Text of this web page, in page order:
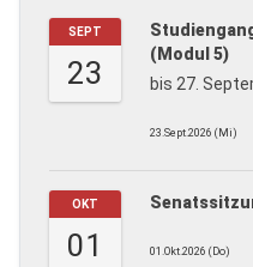
SEPT
23
(Modul 5)
bis 27.
23.Sept.2026 (Mi)
OKT
01 01.Okt.2026 (Do)